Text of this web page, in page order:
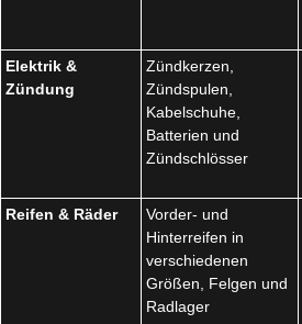
Elektrik &
Zündung
Zündkerzen,
Zündspulen,
Kabelschuhe,
Batterien und
Zündschlösser
Reifen & Räder
Vorder- und
Hinterreifen in
verschiedenen
Größen, Felgen und
Radlager